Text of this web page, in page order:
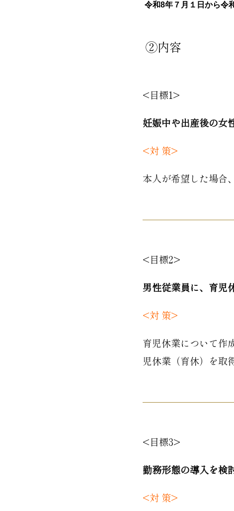
令和8年７月１日から令
②内容
<目標1>
妊娠中や出産後の女
<対 策>
本人が希望した場合
<目標2>
男性従業員に、育児
<対 策>
育児休業について作
児休業（育休）を取
<目標3>
勤務形態の導入を検
<対 策>